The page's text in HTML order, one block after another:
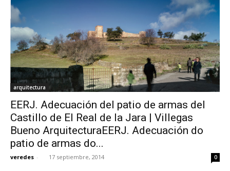
arquitectura
EERJ. Adecuación del patio de armas del
Castillo de El Real de la Jara | Villegas
Bueno ArquitecturaEERJ. Adecuación do
patio de armas do...
veredes - 17 septiembre, 2014 0